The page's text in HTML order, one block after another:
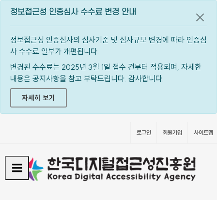
정보접근성 인증심사 수수료 변경 안내
정보접근성 인증심사의 심사기준 및 심사규모 변경에 따라 인증심
사 수수료 일부가 개편됩니다.
변경된 수수료는 2025년 3월 1일 접수 건부터 적용되며, 자세한
내용은 공지사항을 참고 부탁드립니다. 감사합니다.
자세히 보기
공지
로그인 회원가입 사이트맵